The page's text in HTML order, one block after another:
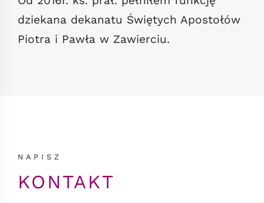
dziekana dekanatu Świętych Apostołów
Piotra i Pawła w Zawierciu.
NAPISZ
KONTAKT